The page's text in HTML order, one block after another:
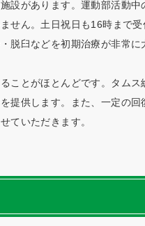
設があります。運動部活動
せん。土日祝日も16時まで
脱臼などを初期治療が非常に
ことがほとんどです。タム
提供します。また、一定の
ていただきます。